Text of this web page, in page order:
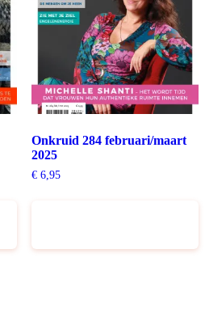
Onkruid 284 februari/maart
2025
€6,95